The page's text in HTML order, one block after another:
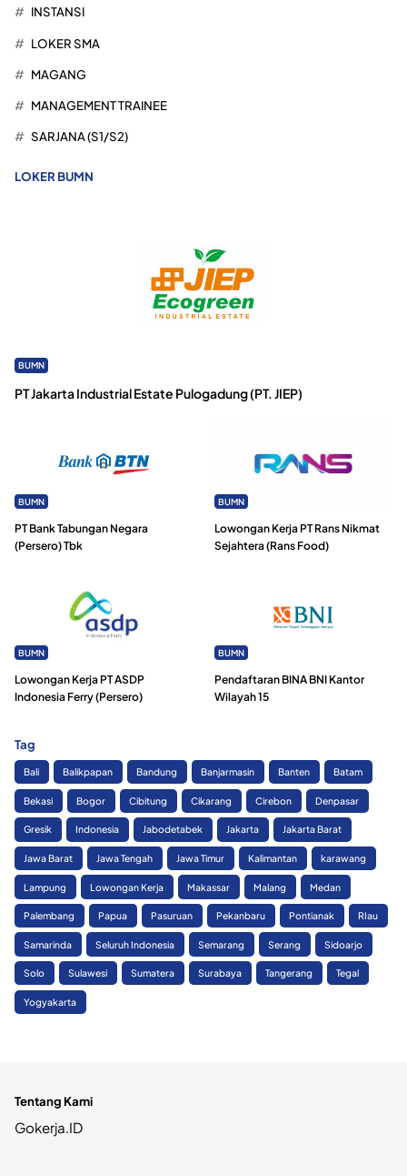
INSTANSI
LOKER SMA
MAGANG
MANAGEMENT TRAINEE
SARJANA (S1/S2)
LOKER BUMN
BUMN
PT Jakarta Industrial Estate Pulogadung (PT. JIEP)
BUMN
PT Bank Tabungan Negara
(Persero) Tbk
BUMN
Lowongan Kerja PT Rans Nikmat
Sejahtera (Rans Food)
BUMN
Lowongan Kerja PT ASDP
Indonesia Ferry (Persero)
BUMN
Pendaftaran BINA BNI Kantor
Wilayah 15
Tag
Bali Balikpapan Bandung Banjarmasin Banten Batam
Bekasi Bogor Cibitung Cikarang Cirebon Denpasar
Gresik Indonesia Jabodetabek Jakarta Jakarta Barat
Jawa Barat Jawa Tengah Jawa Timur Kalimantan karawang
Lampung Lowongan Kerja Makassar Malang Medan
Palembang Papua Pasuruan Pekanbaru Pontianak RIau
Samarinda Seluruh Indonesia Semarang Serang Sidoarjo
Solo Sulawesi Sumatera Surabaya Tangerang Tegal
Yogyakarta
Tentang Kami
Gokerja.ID